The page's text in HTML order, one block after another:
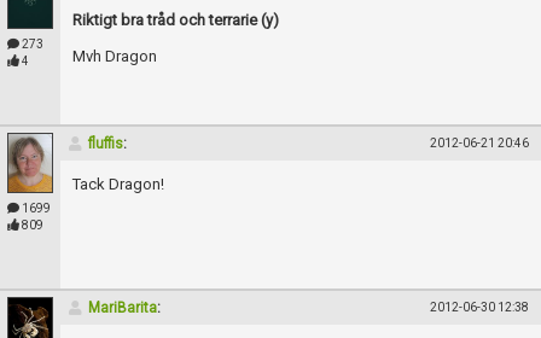
273
4
Riktigt bra tråd och terrarie (y)
Mvh Dragon
1699
809
fluffis: 2012-06-21 20:46
Tack Dragon!
MariBarita: 2012-06-30 12:38